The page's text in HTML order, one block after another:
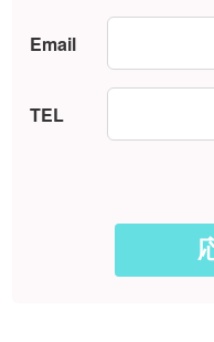
Email
TEL